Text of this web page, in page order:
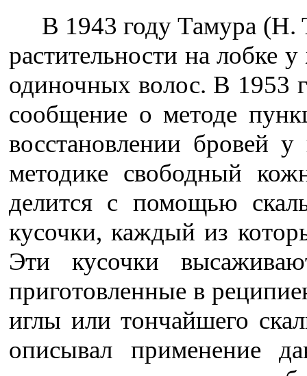
В 1943 году Тамура (H.
растительности на
одиночных волос. В 1953
сообщение о методе
восстановлении бровей
методике свободный
делится с помощью
кусочки, каждый из
Эти кусочки
приготовленные в
иглы или тончайшего
описывал применение